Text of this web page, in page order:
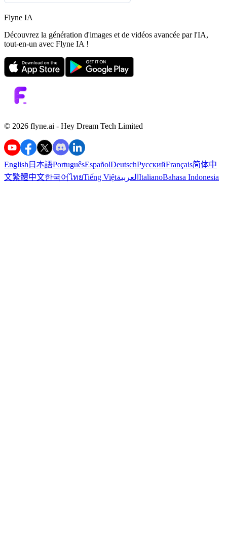
Flyne IA
Découvrez la génération d'images et de vidéos avancée par l'IA,
tout-en-un avec Flyne IA !
©️ 2026 flyne.ai - Hey Dream Tech Limited
English日本語PortuguêsEspañolDeutschРусскийFrançais简体中
文繁體中文한국어ไทยTiếng Việtالعربية ItalianoBahasa Indonesia